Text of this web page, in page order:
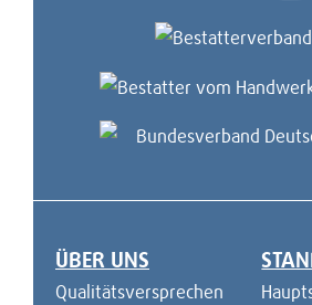
Navigation überspringen
ÜBER UNS
Qualitätsversprechen